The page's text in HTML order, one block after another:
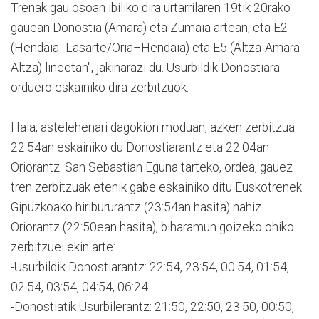
Trenak gau osoan ibiliko dira urtarrilaren 19tik 20rako
gauean Donostia (Amara) eta Zumaia artean, eta E2
(Hendaia- Lasarte/Oria–Hendaia) eta E5 (Altza-Amara-
Altza) lineetan", jakinarazi du. Usurbildik Donostiara
orduero eskainiko dira zerbitzuok.
Hala, astelehenari dagokion moduan, azken zerbitzua
22:54an eskainiko du Donostiarantz eta 22:04an
Oriorantz. San Sebastian Eguna tarteko, ordea, gauez
tren zerbitzuak etenik gabe eskainiko ditu Euskotrenek
Gipuzkoako hiribururantz (23:54an hasita) nahiz
Oriorantz (22:50ean hasita), biharamun goizeko ohiko
zerbitzuei ekin arte:
-Usurbildik Donostiarantz: 22:54, 23:54, 00:54, 01:54,
02:54, 03:54, 04:54, 06:24...
-Donostiatik Usurbilerantz: 21:50, 22:50, 23:50, 00:50,